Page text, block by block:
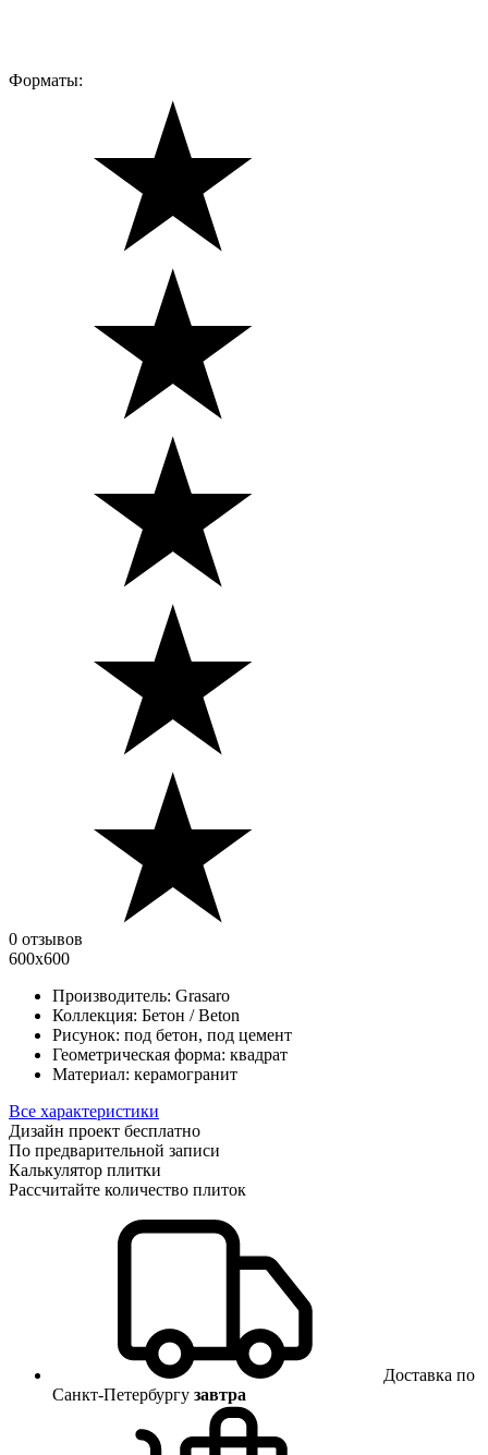
Форматы:
0 отзывов
600x600
Производитель: Grasaro
Коллекция: Бетон / Beton
Рисунок: под бетон, под цемент
Геометрическая форма: квадрат
Материал: керамогранит
Все характеристики
Дизайн проект бесплатно
По предварительной записи
Калькулятор плитки
Рассчитайте количество плиток
Доставка по
Санкт-Петербургу завтра